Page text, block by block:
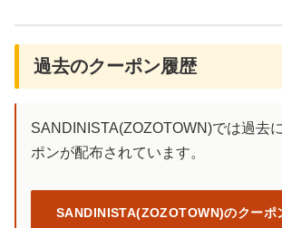
過去のクーポン履歴
SANDINISTA(ZOZOTOWN)では過去
ポンが配布されています。
SANDINISTA(ZOZOTOWN)のクーポ